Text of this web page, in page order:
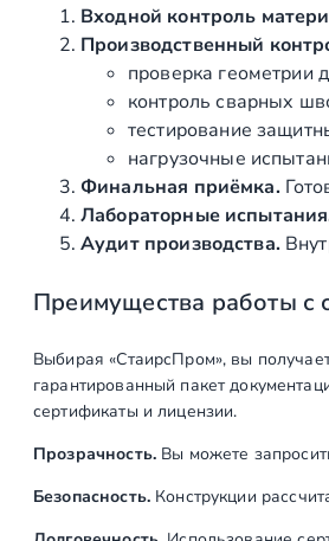
1
х
м
м
о
и
р
о
н
Входной контроль
Производственный
проверка геометрии
контроль сварных
тестирование
нагрузочные
Финальная приёмка.
Лабораторные
Аудит производства.
Преимущества работы с
Выбирая «СтаирсПром», вы
гарантированный пакет
сертификаты и лицензии.
Прозрачность.Вы можете
Безопасность.Конструкции